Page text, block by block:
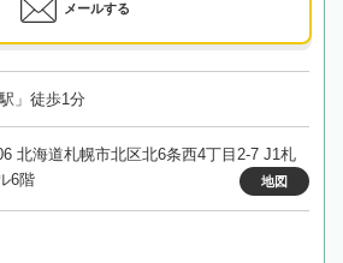
メールする
」徒歩1分
北海道札幌市北区北6条西4丁目2-7 J1札
6階
地図